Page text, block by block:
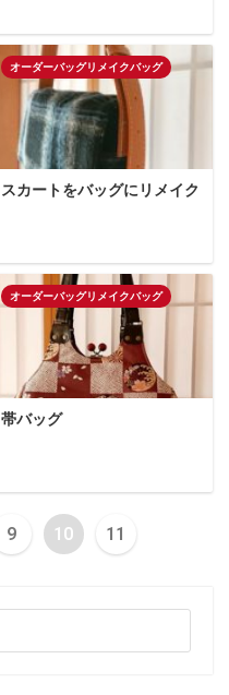
オーダーバッグリメイクバッグ
スカートをバッグにリメイク
オーダーバッグリメイクバッグ
帯バッグ
9 10 11